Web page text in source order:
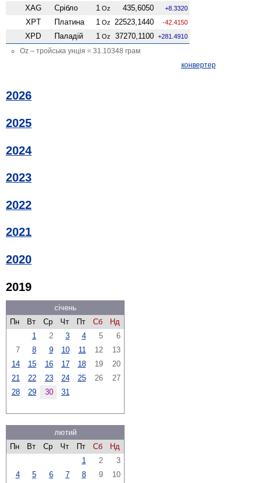
XAG Срібло 1 Oz 435,6050 +8.3320
XPT Платина 1 Oz 22523,1440 -42.4150
XPD Паладій 1 Oz 37270,1100 +281.4910
Oz – тройська унція = 31.10348 грам
конвертер
2026
2025
2024
2023
2022
2021
2020
2019
січень
Пн
Вт Ср Чт Пт Сб
Нд
1
2 3 4 5
6
7
8 9 10 11 12
13
14
15 16 17 18 19
20
21
22 23 24 25 26
27
28
29 30 31
лютий
Пн
Вт Ср Чт Пт Сб
Нд
1
2
3
4
5 6 7 8 9 10